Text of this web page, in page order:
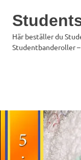
Här beställer du
Studentbanderoller